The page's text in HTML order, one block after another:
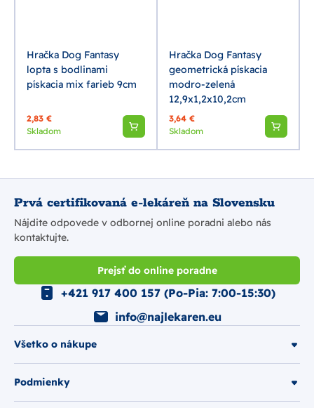
Hračka Dog Fantasy
lopta s bodlinami
pískacia mix farieb 9cm
2,83 €
Skladom
Hračka Dog Fantasy
geometrická pískacia
modro-zelená
12,9x1,2x10,2cm
3,64 €
Skladom
Prvá certifikovaná e-lekáreň na Slovensku
Nájdite odpovede v odbornej online poradni alebo nás
kontaktujte.
Prejsť do online poradne
Všetko o nákupe
Podmienky
+421 917 400 157 (Po-Pia: 7:00-15:30)
info@najlekaren.eu